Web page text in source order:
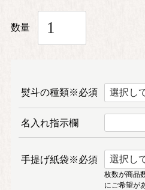
熨斗の種類※必須
名入れ指示欄
手提げ紙袋※必須
枚数が商品
にご希望が